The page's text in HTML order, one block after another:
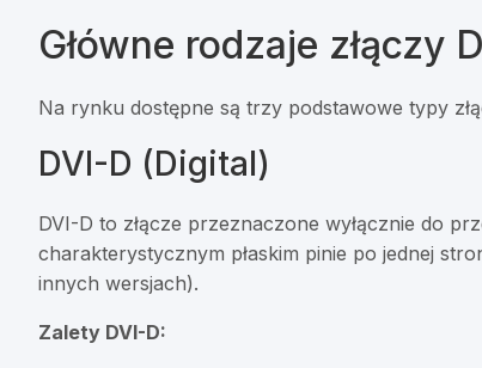
Główne rodzaje złączy
Na rynku dostępne są trzy podstawowe typy
DVI-D (Digital)
DVI-D to złącze przeznaczone wyłącznie do
charakterystycznym płaskim pinie po jednej
innych wersjach).
Zalety DVI-D: